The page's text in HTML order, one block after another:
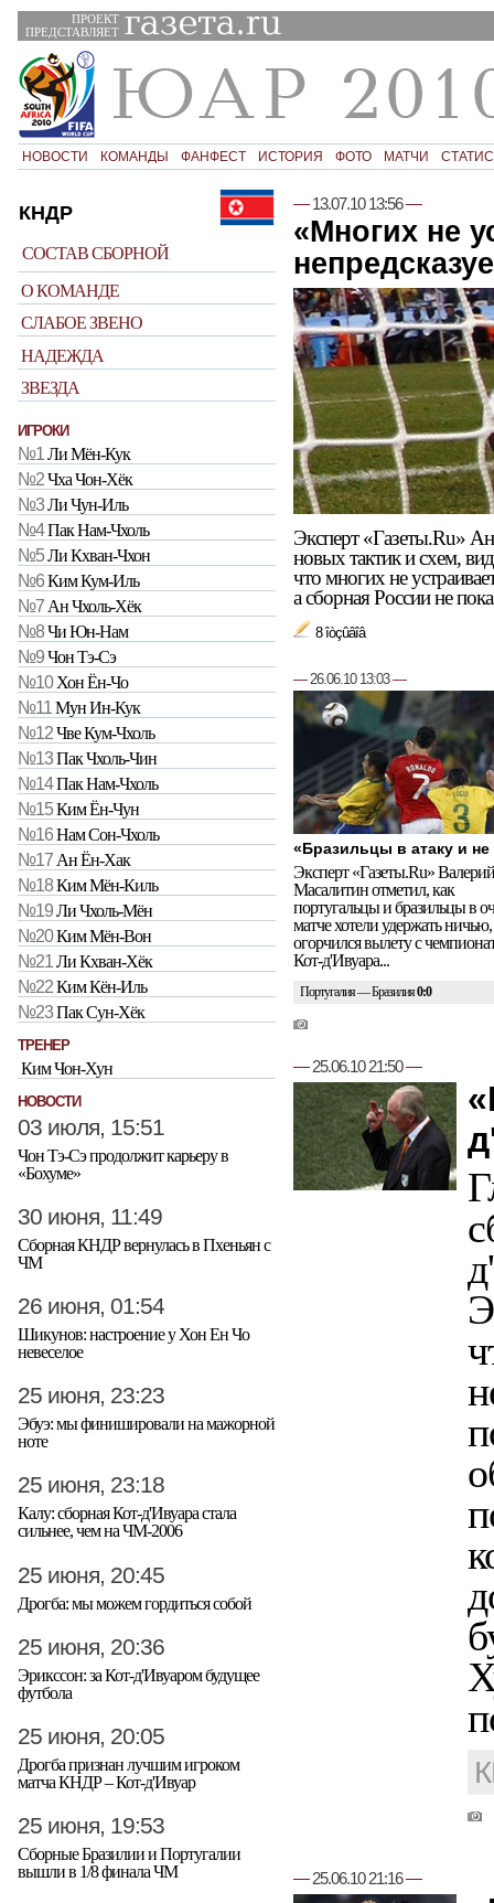
ПРОЕКТ
ПРЕДСТАВЛЯЕТ
НОВОСТИ КОМАНДЫ ФАНФЕСТ ИСТОРИЯ ФОТО МАТЧИ
КНДР
СОСТАВ СБОРНОЙ
О КОМАНДЕ
СЛАБОЕ ЗВЕНО
НАДЕЖДА
ЗВЕЗДА
ИГРОКИ
№1Ли Мён-Кук
№2Чха Чон-Хёк
№3Ли Чун-Иль
№4Пак Нам-Чхоль
№5Ли Кхван-Чхон
№6Ким Кум-Иль
№7 Ан Чхоль-Хёк
№8Чи Юн-Нам
№9Чон Тэ-Сэ
№10 Хон Ён-Чо
№11Мун Ин-Кук
№12Чве Кум-Чхоль
№13Пак Чхоль-Чин
№14Пак Нам-Чхоль
№15Ким Ён-Чун
№16Нам Сон-Чхоль
№17 Ан Ён-Хак
№18Ким Мён-Киль
№19Ли Чхоль-Мён
№20Ким Мён-Вон
№21Ли Кхван-Хёк
№22Ким Кён-Иль
№23Пак Сун-Хёк
ТРЕНЕР
Ким Чон-Хун
НОВОСТИ
03 июля, 15:51
Чон Тэ-Сэ продолжит карьеру в
«Бохуме»
30 июня, 11:49
Сборная КНДР вернулась в Пхеньян с
ЧМ
26 июня, 01:54
Шикунов: настроение у Хон Ен Чо
невеселое
25 июня, 23:23
Эбуэ: мы финишировали на мажорной
ноте
25 июня, 23:18
Калу: сборная Кот-д'Ивуара стала
сильнее, чем на ЧМ-2006
25 июня, 20:45
Дрогба: мы можем гордиться собой
25 июня, 20:36
Эрикссон: за Кот-д'Ивуаром будущее
футбола
25 июня, 20:05
Дрогба признан лучшим игроком
матча КНДР – Кот-д'Ивуар
25 июня, 19:53
Сборные Бразилии и Португалии
вышли в 1/8 финала ЧМ
—13.07.10 13:56—
«Многих не
Эксперт «Газеты.Ru»
новых тактик и схем,
что многих не
а сборная России не
8 îòçûâîâ
—26.06.10 13:03—
«Бразильцы в атаку и
Эксперт «Газеты.Ru» Валерий
Масалитин отметил, как
португальцы и бразильцы в
матче хотели удержать ничью,
огорчился вылету с
Кот-д'Ивуара...
Португалия — Бразилия0:0
—25.06.10 21:50—
—25.06.10 21:16—